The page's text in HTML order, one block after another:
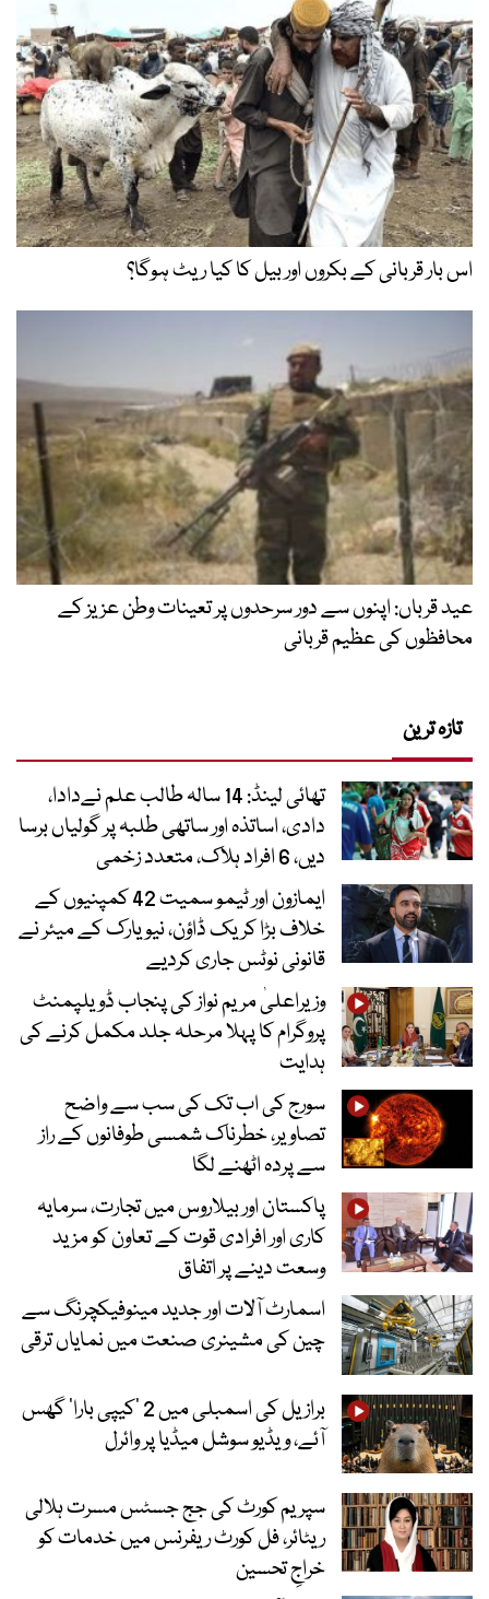
اس بار قربانی کے بکروں اور بیل کا کیا ریٹ ہوگا؟
عید قرباں: اپنوں سے دور سرحدوں پر تعینات وطن عزیز کے
محافظوں کی عظیم قربانی
تازہ ترین
تھائی لینڈ: 14 سالہ طالب علم نےدادا،
دادی، اساتذہ اور ساتھی طلبہ پر گولیاں برسا
دیں، 6 افراد ہلاک، متعدد زخمی
ایمازون اور ٹیمو سمیت 42 کمپنیوں کے
خلاف بڑا کریک ڈاؤن، نیویارک کے میئر نے
قانونی نوٹس جاری کردیے
وزیراعلیٰ مریم نواز کی پنجاب ڈویلپمنٹ
پروگرام کا پہلا مرحلہ جلد مکمل کرنے کی
ہدایت
سورج کی اب تک کی سب سے واضح
تصاویر، خطرناک شمسی طوفانوں کے راز
سے پردہ اٹھنے لگا
پاکستان اور بیلاروس میں تجارت، سرمایہ
کاری اور افرادی قوت کے تعاون کو مزید
وسعت دینے پر اتفاق
اسمارٹ آلات اور جدید مینوفیکچرنگ سے
چین کی مشینری صنعت میں نمایاں ترقی
برازیل کی اسمبلی میں 2 ’کیپی بارا‘ گھس
آئے، ویڈیو سوشل میڈیا پر وائرل
سپریم کورٹ کی جج جسٹس مسرت ہلالی
ریٹائر، فل کورٹ ریفرنس میں خدمات کو
خراجِ تحسین